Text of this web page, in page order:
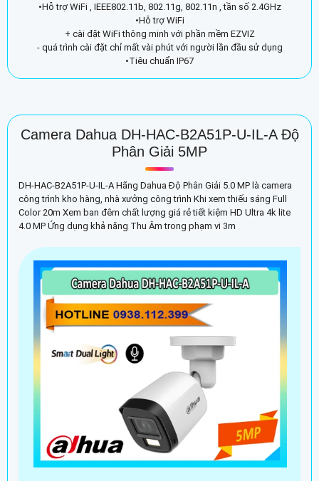
•Hỗ trợ WiFi , IEEE802.11b, 802.11g, 802.11n , tần số 2.4GHz
•Hỗ trợ WiFi
+ cài đặt WiFi thông minh với phần mềm EZVIZ
- quá trình cài đặt chỉ mất vài phút với người lần đầu sử dụng
•Tiêu chuẩn IP67
Camera Dahua DH-HAC-B2A51P-U-IL-A Độ
Phân Giải 5MP
DH-HAC-B2A51P-U-IL-A Hãng Dahua Độ Phân Giải 5.0 MP là camera
công trình kho hàng, nhà xưởng công trình Khi xem thiếu sáng Full
Color 20m Xem ban đêm chất lượng giá rẻ tiết kiệm HD Ultra 4k lite
4.0 MP Ứng dụng khả năng Thu Âm trong phạm vi 3m